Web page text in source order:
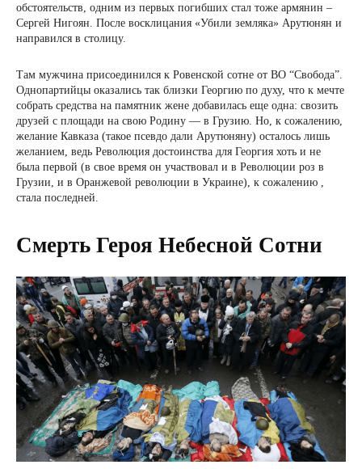
обстоятельств, одним из первых погибших стал тоже армянин –
Сергей Нигоян. После восклицания «Убили земляка» Арутюнян и
направился в столицу.
Там мужчина присоединился к Ровенской сотне от ВО “Свобода”.
Однопартийцы оказались так близки Георгию по духу, что к мечте
собрать средства на памятник жене добавилась еще одна: свозить
друзей с площади на свою Родину — в Грузию. Но, к сожалению,
желание Кавказа (такое псевдо дали Арутюняну) осталось лишь
желанием, ведь Революция достоинства для Георгия хоть и не
была первой (в свое время он участвовал и в Революции роз в
Грузии, и в Оранжевой революции в Украине), к сожалению ,
стала последней.
Смерть Героя Небесной Сотни